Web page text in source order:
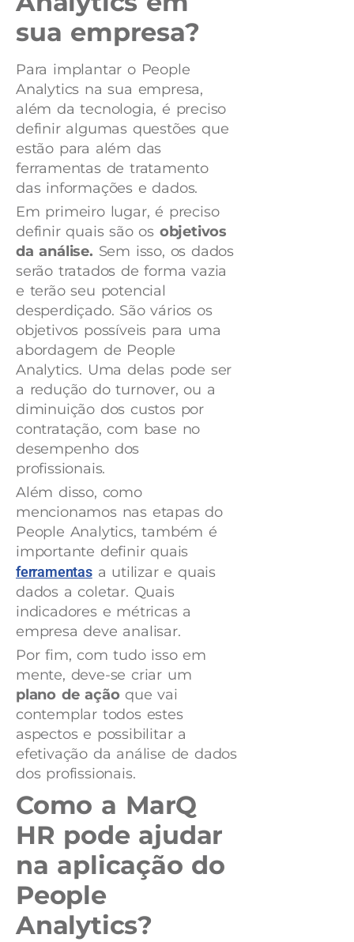
sua empresa?
Para implantar o People
Analytics na sua empresa,
além da tecnologia, é preciso
definir algumas questões que
estão para além das
ferramentas de tratamento
das informações e dados.
Em primeiro lugar, é preciso
definir quais são os objetivos
da análise. Sem isso, os dados
serão tratados de forma vazia
e terão seu potencial
desperdiçado. São vários os
objetivos possíveis para uma
abordagem de People
Analytics. Uma delas pode ser
a redução do turnover, ou a
diminuição dos custos por
contratação, com base no
desempenho dos
profissionais.
Além disso, como
mencionamos nas etapas do
People Analytics, também é
importante definir quais
ferramentasa utilizar e quais
dados a coletar. Quais
indicadores e métricas a
empresa deve analisar.
Por fim, com tudo isso em
mente, deve-se criar um
plano de ação que vai
contemplar todos estes
aspectos e possibilitar a
efetivação da análise de dados
dos profissionais.
Como a MarQ
HR pode ajudar
na aplicação do
People
Analytics?